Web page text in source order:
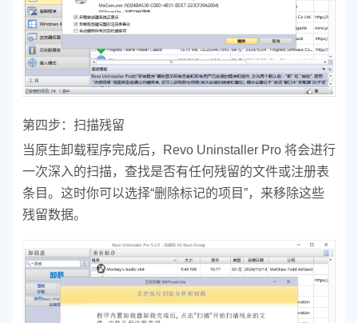
第四步：扫描残留
当原生卸载程序完成后，Revo Uninstaller Pro 将会进行
一次深入的扫描，查找是否有任何残留的文件或注册表
条目。这时你可以选择“删除标记的项目”，来移除这些
残留数据。